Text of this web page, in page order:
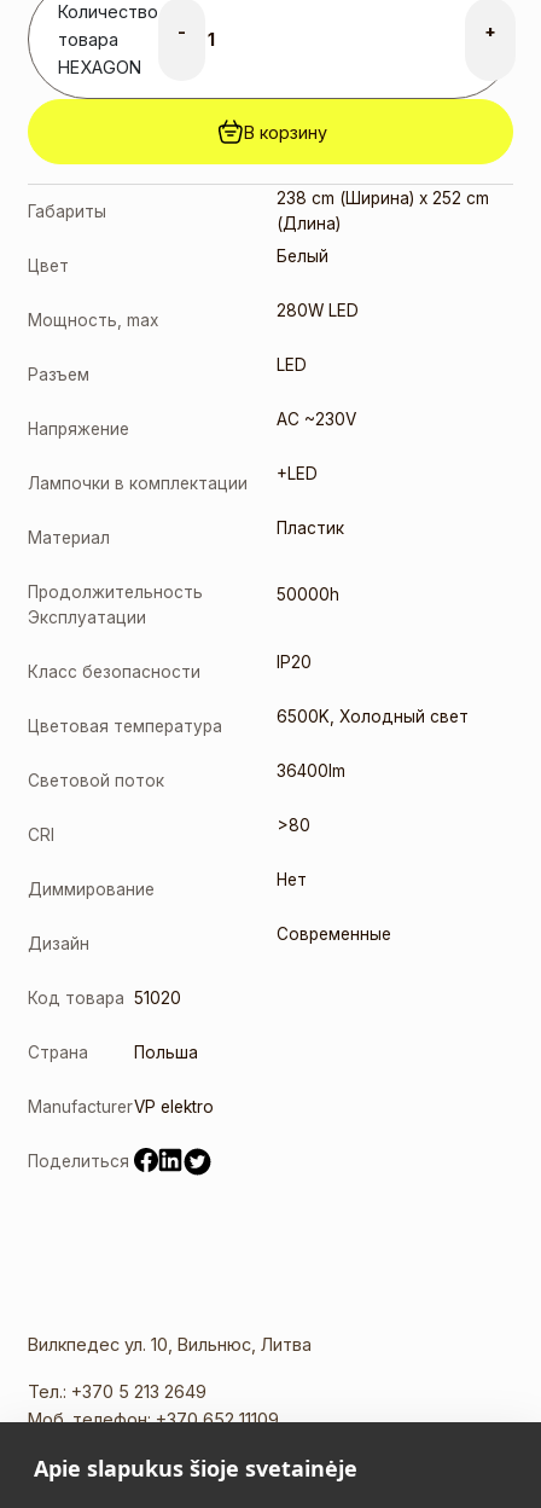
Количество
товара
HEXAGON
- +
В корзину
Габариты
238 cm (Ширина) x 252 cm
(Длина)
Цвет Белый
Мощность, max 280W LED
Разъем LED
Напряжение AC ~230V
Лампочки в комплектации +LED
Материал Пластик
Продолжительность
Эксплуатации
50000h
Класс безопасности IP20
Цветовая температура 6500K ,Холодный свет
Световой поток 36400lm
CRI >80
Диммирование Нет
Дизайн Современные
Код товара 51020
Страна Польша
ManufacturerVP elektro
Поделиться
Вилкпедес ул. 10, Вильнюс, Литва
Тел.: +370 5 213 2649
Моб. телефон:+370 652 11109
Apie slapukus šioje svetainėje